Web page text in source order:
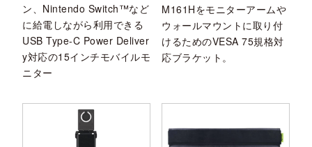
ン、Nintendo Switch™など
に給電しながら利用できる
USB Type-C Power Deliver
y対応の15インチモバイルモ
ニター
M161Hをモニターアームや
ウォールマウントに取り付
けるためのVESA 75規格対
応ブラケット。